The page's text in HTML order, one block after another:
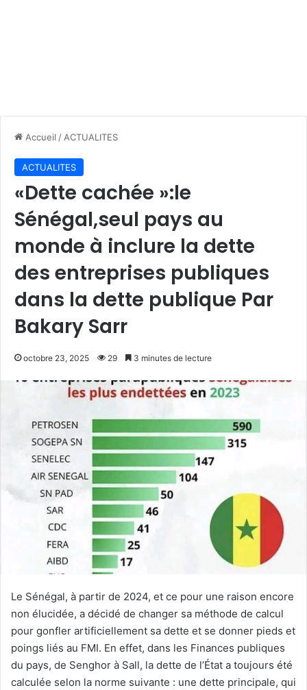
Accueil / ACTUALITES
ACTUALITES
«Dette cachée »:le
Sénégal,seul pays au
monde à inclure la dette
des entreprises publiques
dans la dette publique Par
Bakary Sarr
octobre 23, 2025 29 3 minutes de lecture
Le Sénégal, à partir de 2024, et ce pour une raison encore
non élucidée, a décidé de changer sa méthode de calcul
pour gonfler artificiellement sa dette et se donner pieds et
poings liés au FMI. En effet, dans les Finances publiques
du pays, de Senghor à Sall, la dette de l’État a toujours été
calculée selon la norme suivante : une dette principale, qui